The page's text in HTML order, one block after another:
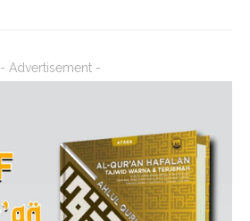
- Advertisement -